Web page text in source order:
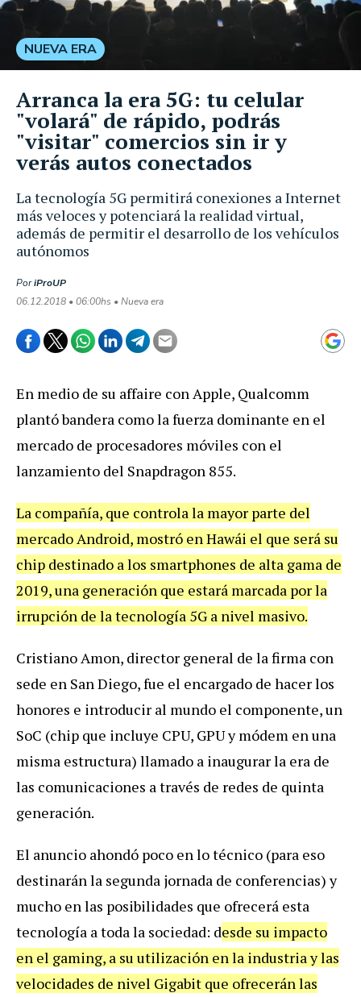
La tecnología 5G permitirá conexiones a Internet
más veloces y potenciará la realidad virtual,
además de permitir el desarrollo de los vehículos
autónomos
PoriProUP
06.12.2018 • 06:00hs • Nueva era
NUEVA ERA
Arranca la era 5G: tu celular
"volará" de rápido, podrás
"visitar" comercios sin ir y
verás autos conectados
En medio de su affaire conApple, Qualcomm
plantóbandera comolafuerza dominante en el
mercado de procesadores móviles con el
lanzamiento del Snapdragon 855.
La compañía, que controlala mayor parte del
mercadoAndroid, mostró enHawái el que será su
chip destinado alos smartphones de alta gama de
2019,una generación que estará marcada porla
irrupción de latecnología 5G a nivel masivo.
CristianoAmon, director general de lafirma con
sede en SanDiego,fue el encargado de hacerlos
honores e introducir al mundo el componente,un
SoC (chip que incluye CPU, GPUy módem enuna
misma estructura) llamado a inaugurarla era de
las comunicaciones através de redes de quinta
generación.
El anuncio ahondó poco enlotécnico (para eso
destinaránla segunda jornada de conferencias)y
mucho enlas posibilidades que ofrecerá esta
tecnología atodala sociedad: desde su impacto
en el gaming, a su utilización enla industriaylas
velocidades de nivel Gigabit que ofreceránlas